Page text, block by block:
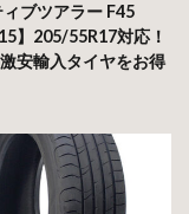
ブツアラー F45
】205/55R17対応！
安輸入タイヤをお得